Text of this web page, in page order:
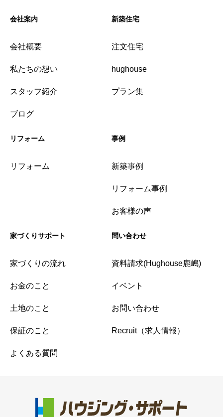
会社案内
会社概要
私たちの想い
スタッフ紹介
ブログ
新築住宅
注文住宅
hughouse
プラン集
リフォーム
リフォーム
事例
新築事例
リフォーム事例
お客様の声
家づくりサポート
家づくりの流れ
お金のこと
土地のこと
保証のこと
よくある質問
問い合わせ
資料請求(Hughouse鹿嶋)
イベント
お問い合わせ
Recruit（求人情報）